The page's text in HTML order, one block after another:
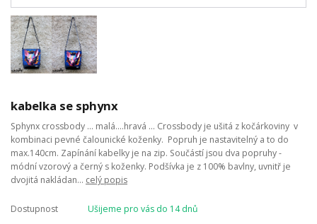
kabelka se sphynx
Sphynx crossbody ... malá....hravá ... Crossbody je ušitá z kočárkoviny v
kombinaci pevné čalounické koženky. Popruh je nastavitelný a to do
max.140cm. Zapínání kabelky je na zip. Součástí jsou dva popruhy -
módní vzorový a černý s koženky. Podšívka je z 100% bavlny, uvnitř je
dvojitá nakládan... celý popis
Dostupnost Ušijeme pro vás do 14 dnů